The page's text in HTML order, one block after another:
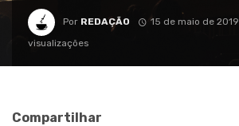
Por REDAÇÃO 15 de maio de 2019
visualizações
Compartilhar